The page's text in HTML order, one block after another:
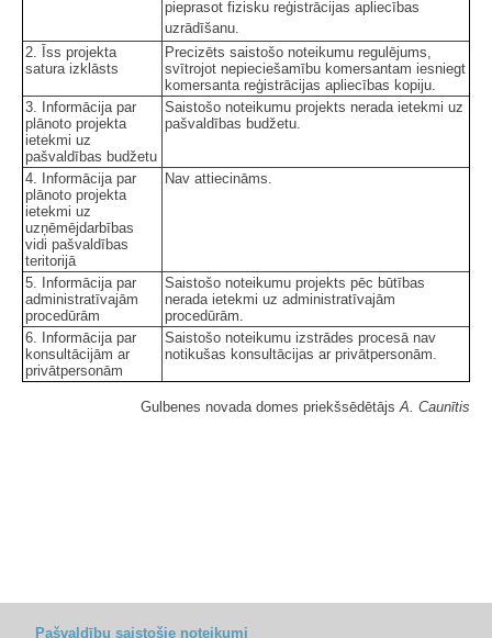
pieprasot fizisku reģistrācijas apliecības
uzrādīšanu.
2. Īss projekta
satura izklāsts
Precizēts saistošo noteikumu regulējums,
svītrojot nepieciešamību komersantam iesniegt
komersanta reģistrācijas apliecības kopiju.
3. Informācija par
plānoto projekta
ietekmi uz
pašvaldības budžetu
Saistošo noteikumu projekts nerada ietekmi uz
pašvaldības budžetu.
4. Informācija par
plānoto projekta
ietekmi uz
uzņēmējdarbības
vidi pašvaldības
teritorijā
Nav attiecināms.
5. Informācija par
administratīvajām
procedūrām
Saistošo noteikumu projekts pēc būtības
nerada ietekmi uz administratīvajām
procedūrām.
6. Informācija par
konsultācijām ar
privātpersonām
Saistošo noteikumu izstrādes procesā nav
notikušas konsultācijas ar privātpersonām.
Gulbenes novada domes priekšsēdētājs A. Caunītis
Pašvaldību saistošie noteikumi